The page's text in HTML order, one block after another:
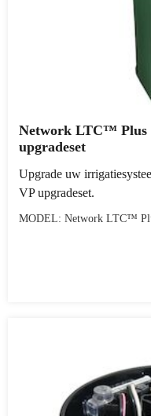
Network LTC™ Plus
upgradeset
Upgrade uw
VP upgradeset.
MODEL: Network LTC™